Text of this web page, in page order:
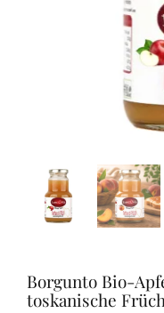
Kontakte
Borgunto Bio-
toskanische